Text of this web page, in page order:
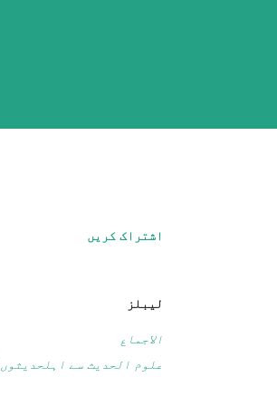
اشتراک کریں
لیبلز
الاجماع
علوم الحدیث سے اہلحدیثوں